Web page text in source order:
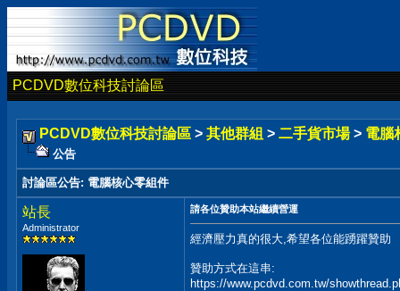
PCDVD數位科技討論區
PCDVD數位科技討論區 > 其他群組 > 二手貨市場 > 電腦
公告
討論區公告: 電腦核心零組件
站長
Administrator
請各位贊助本站繼續營運
經濟壓力真的很大,希望各位能踴躍贊助
贊助方式在這串:
https://www.pcdvd.com.tw/